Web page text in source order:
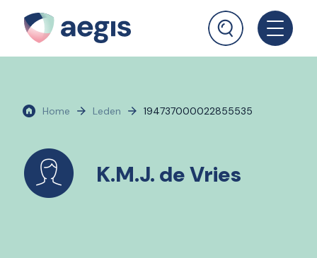
Home Leden 194737000022855535
K.M.J. de Vries